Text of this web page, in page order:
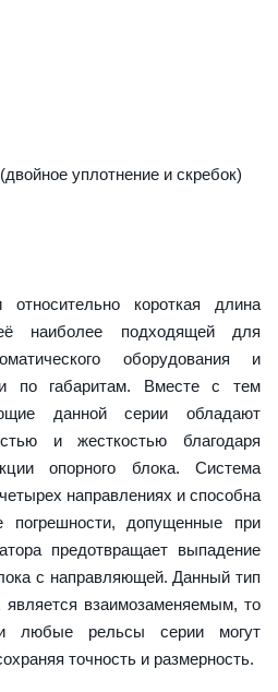
уплотнение и скребок)
короткая длина
наиболее подходящей для
оборудования и
по габаритам. Вместе с тем
данной серии обладают
и жесткостью благодаря
опорного блока. Система
направлениях и способна
погрешности, допущенные при
предотвращает выпадение
с направляющей. Данный тип
взаимозаменяемым, то
любые рельсы серии могут
точность и размерность.